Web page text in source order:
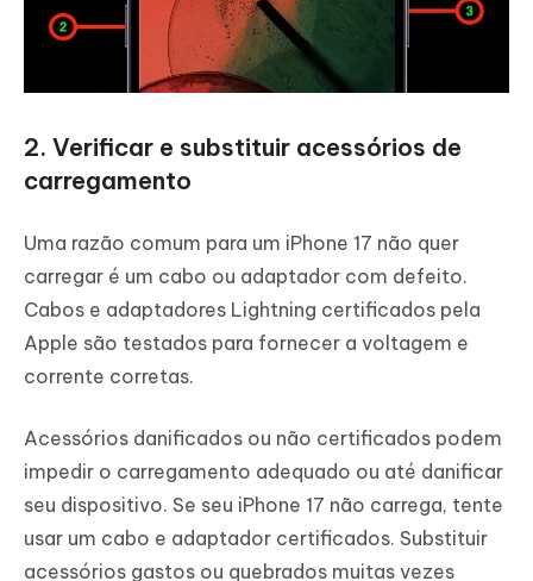
2. Verificar e substituir acessórios de
carregamento
Uma razão comum para um iPhone 17 não quer
carregar é um cabo ou adaptador com defeito.
Cabos e adaptadores Lightning certificados pela
Apple são testados para fornecer a voltagem e
corrente corretas.
Acessórios danificados ou não certificados podem
impedir o carregamento adequado ou até danificar
seu dispositivo. Se seu iPhone 17 não carrega, tente
usar um cabo e adaptador certificados. Substituir
acessórios gastos ou quebrados muitas vezes